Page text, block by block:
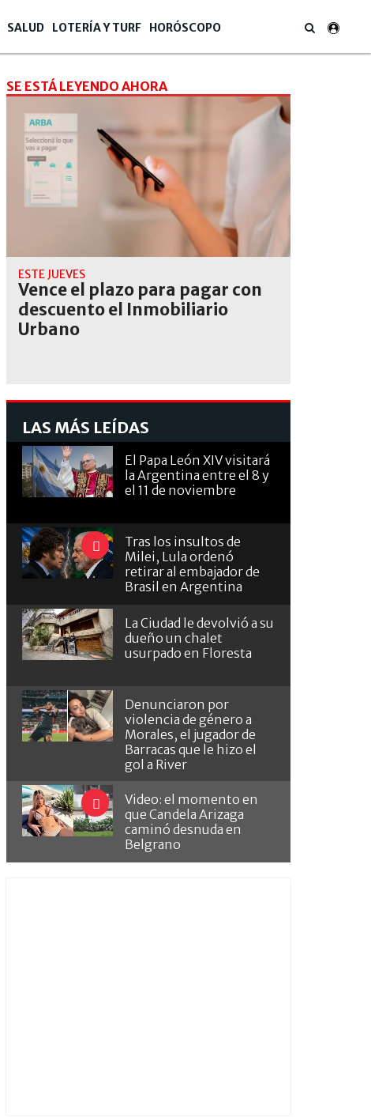
SALUD LOTERÍA Y TURF HORÓSCOPO
SE ESTÁ LEYENDO AHORA
ESTE JUEVES
Vence el plazo para pagar con
descuento el Inmobiliario
Urbano
LAS MÁS LEÍDAS
El Papa León XIV visitará
la Argentina entre el 8 y
el 11 de noviembre
Tras los insultos de
Milei, Lula ordenó
retirar al embajador de
Brasil en Argentina
La Ciudad le devolvió a su
dueño un chalet
usurpado en Floresta
Denunciaron por
violencia de género a
Morales, el jugador de
Barracas que le hizo el
gol a River
Video: el momento en
que Candela Arizaga
caminó desnuda en
Belgrano